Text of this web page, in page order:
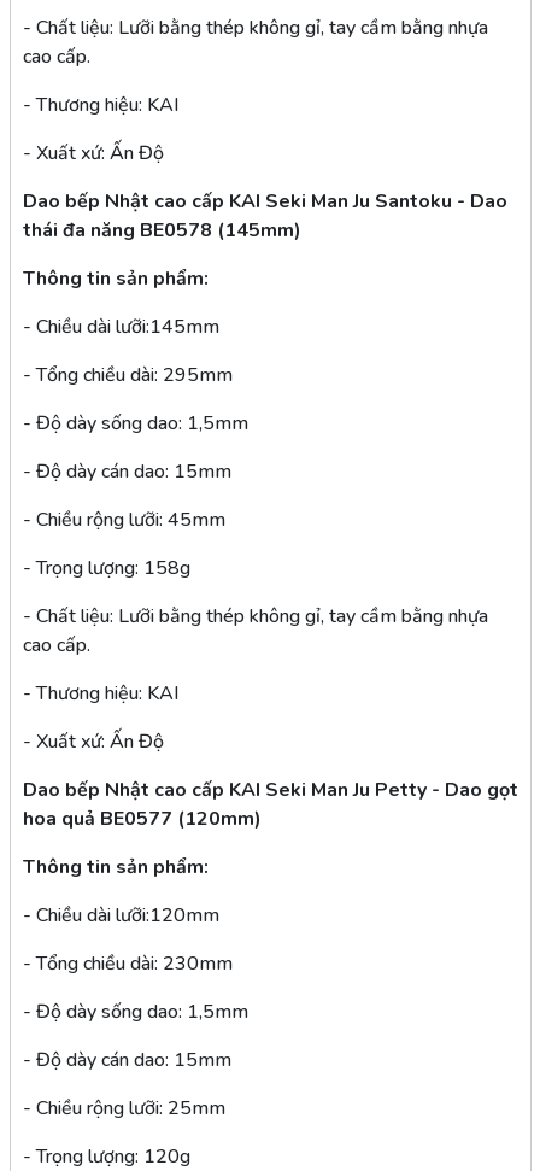
- Chất liệu: Lưỡi bằng thép không gỉ, tay cầm bằng nhựa
cao cấp.
- Thương hiệu: KAI
- Xuất xứ: Ấn Độ
Dao bếp Nhật cao cấp KAI Seki Man Ju Santoku - Dao
thái đa năng BE0578 (145mm)
Thông tin sản phẩm:
- Chiều dài lưỡi:145mm
- Tổng chiều dài: 295mm
- Độ dày sống dao: 1,5mm
- Độ dày cán dao: 15mm
- Chiều rộng lưỡi: 45mm
- Trọng lượng: 158g
- Chất liệu: Lưỡi bằng thép không gỉ, tay cầm bằng nhựa
cao cấp.
- Thương hiệu: KAI
- Xuất xứ: Ấn Độ
Dao bếp Nhật cao cấp KAI Seki Man Ju Petty - Dao gọt
hoa quả BE0577 (120mm)
Thông tin sản phẩm:
- Chiều dài lưỡi:120mm
- Tổng chiều dài: 230mm
- Độ dày sống dao: 1,5mm
- Độ dày cán dao: 15mm
- Chiều rộng lưỡi: 25mm
- Trọng lượng: 120g